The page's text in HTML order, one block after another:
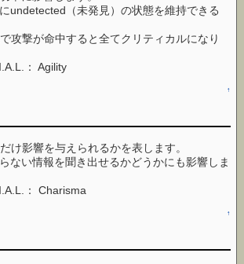
undetected（未発見）の状態を維持できる
攻撃が命中すると全てクリティカルになり
： Agility
↑
け影響を与えられるかを表します。
ない情報を聞き出せるかどうかにも影響しま
： Charisma
↑